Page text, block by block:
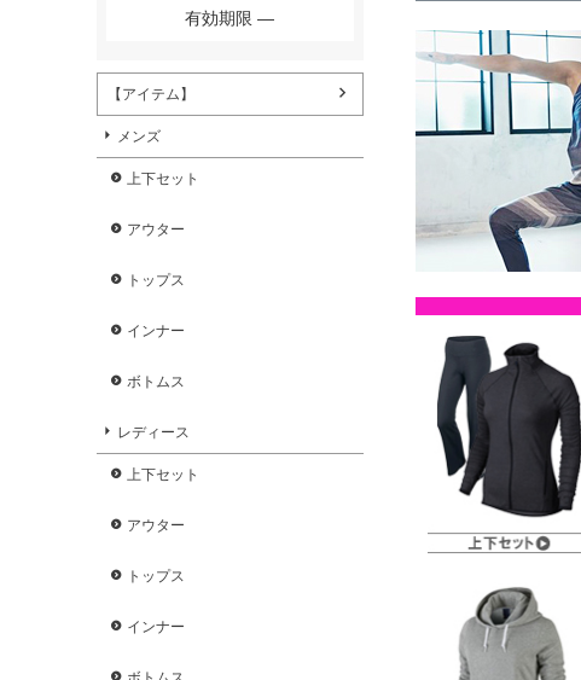
有効期限
【アイテム】
メンズ
上下セット
アウター
トップス
インナー
ボトムス
レディース
上下セット
アウター
トップス
インナー